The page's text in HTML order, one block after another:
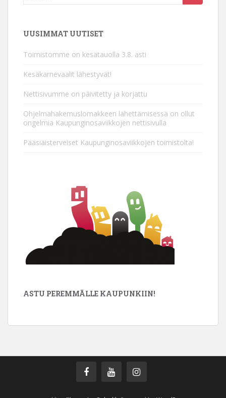
UUSIMMAT UUTISET
Toimistomme on kesätauolla 3.8. asti
Kesäkarnevaalit lähestyvät!
Nettisivumme on päivitetty ja korjattu
Ohjelmahakemuslomakkeen lähettämisessä on ollut
ongelmia Kaupunginosaviikkojen nettisivulla
Pääsiäisterveiset Kaupunginosaviikkojen toimistolta!
ASTU PEREMMÄLLE KAUPUNKIIN!